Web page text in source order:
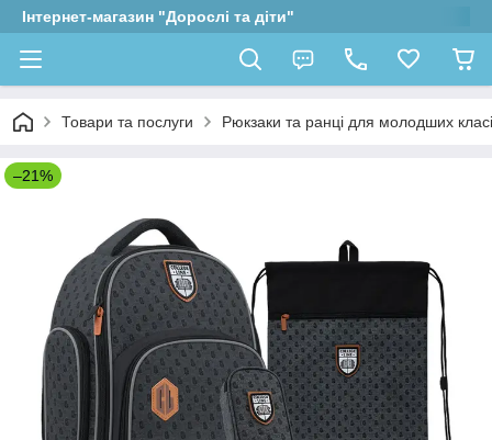
Інтернет-магазин "Дорослі та діти"
Товари та послуги Рюкзаки та ранці для молодших
–21%